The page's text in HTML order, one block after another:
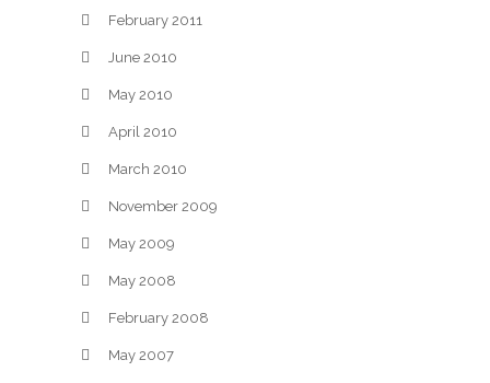
February 2011
June 2010
May 2010
April 2010
March 2010
November 2009
May 2009
May 2008
February 2008
May 2007